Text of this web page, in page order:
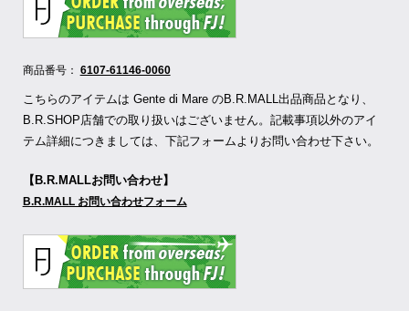
商品番号： 6107-61146-0060
こちらのアイテムは Gente di Mare のB.R.MALL出品商品となり、
B.R.SHOP店舗での取り扱いはございません。記載事項以外のアイ
テム詳細につきましては、下記フォームよりお問い合わせ下さい。
【B.R.MALLお問い合わせ】
B.R.MALL お問い合わせフォーム